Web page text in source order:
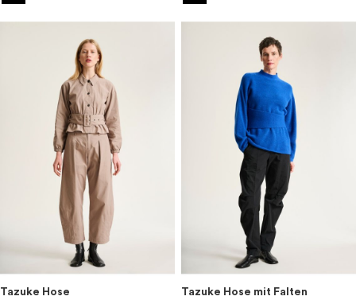
Tazuke Hose
Tazuke Hose mit Falten